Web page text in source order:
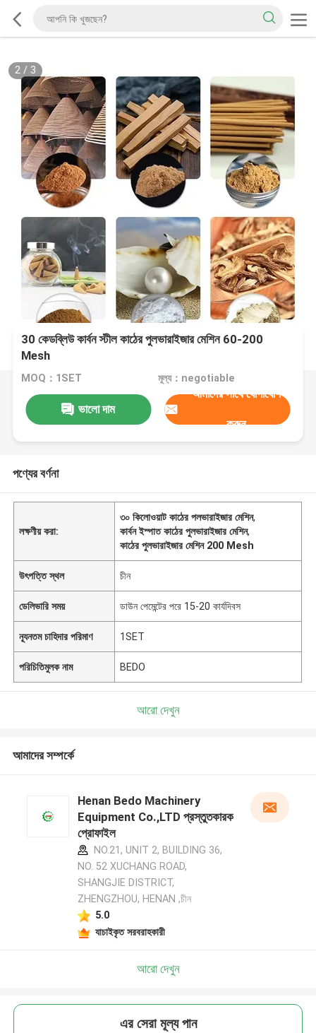
2/ 3
30 কেডব্লিউ কার্বন স্টীল কাঠের পুলভারাইজার মেশিন 60-200
Mesh
MOQ：1SET মূল্য：negotiable
ভালো দাম
আমাদের সাথে যোগাযোগ
করুন
পণ্যের বর্ণনা
লক্ষণীয় করা:
৩০ কিলোওয়াট কাঠের পলভারাইজার মেশিন,
কার্বন ইস্পাত কাঠের পুলভারাইজার মেশিন,
কাঠের পুলভারাইজার মেশিন 200 Mesh
উৎপত্তি স্থল চীন
ডেলিভারি সময় ডাউন পেমেন্টের পরে 15-20 কার্যদিবস
ন্যূনতম চাহিদার পরিমাণ 1SET
পরিচিতিমুলক নাম BEDO
আরো দেখুন
আমাদের সম্পর্কে
Henan Bedo Machinery
Equipment Co.,LTD প্রস্তুতকারক
প্রোফাইল
NO.21, UNIT 2, BUILDING 36,
NO. 52 XUCHANG ROAD,
SHANGJIE DISTRICT,
ZHENGZHOU, HENAN ,চীন
5.0
যাচাইকৃত সরবরাহকারী
আরো দেখুন
এর সেরা মূল্য পান